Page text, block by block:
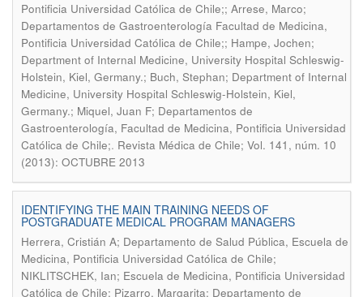
Pontificia Universidad Católica de Chile;; Arrese, Marco;
Departamentos de Gastroenterología Facultad de Medicina,
Pontificia Universidad Católica de Chile;; Hampe, Jochen;
Department of Internal Medicine, University Hospital Schleswig-
Holstein, Kiel, Germany.; Buch, Stephan; Department of Internal
Medicine, University Hospital Schleswig-Holstein, Kiel,
Germany.; Miquel, Juan F; Departamentos de
Gastroenterología, Facultad de Medicina, Pontificia Universidad
Católica de Chile;. Revista Médica de Chile; Vol. 141, núm. 10
(2013): OCTUBRE 2013
IDENTIFYING THE MAIN TRAINING NEEDS OF
POSTGRADUATE MEDICAL PROGRAM MANAGERS
Herrera, Cristián A; Departamento de Salud Pública, Escuela de
Medicina, Pontificia Universidad Católica de Chile;
NIKLITSCHEK, Ian; Escuela de Medicina, Pontificia Universidad
Católica de Chile; Pizarro, Margarita; Departamento de